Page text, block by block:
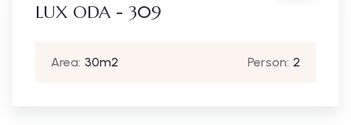
LUX ODA - 309
Area: 30m2 Person: 2